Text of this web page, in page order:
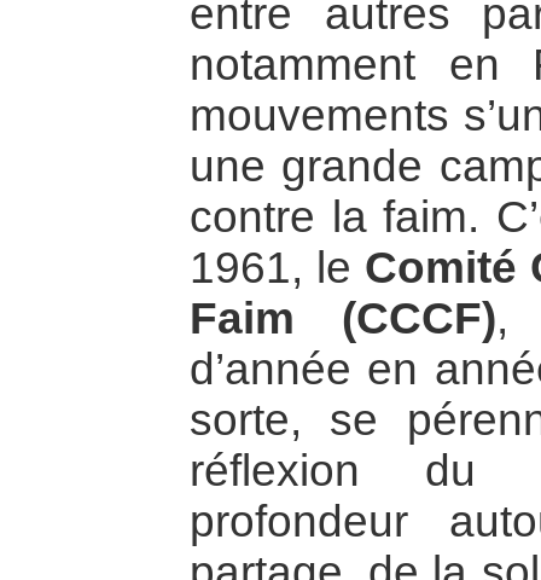
entre autres
notamment en
mouvements
une grande
contre la faim.
1961, le Comité
Faim (CCCF),
d’année en
sorte, se
réflexion du
profondeur